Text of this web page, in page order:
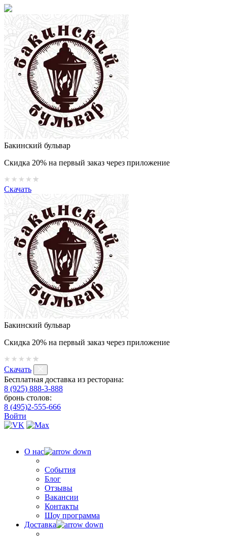
Бакинский бульвар
Скидка 20% на первый заказ через приложение
Скачать
Бакинский бульвар
Скидка 20% на первый заказ через приложение
Скачать
Бесплатная доставка из ресторана:
8 (925) 888-3-888
бронь столов:
8 (495)2-555-666
Войти
О нас
События
Блог
Отзывы
Вакансии
Контакты
Шоу программа
Доставка